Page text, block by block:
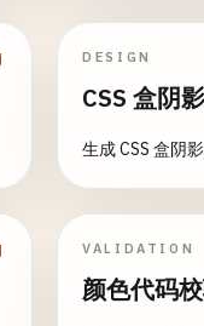
DESIGN
CSS 盒阴
生成 CSS 盒阴
VALIDATION
颜色代码